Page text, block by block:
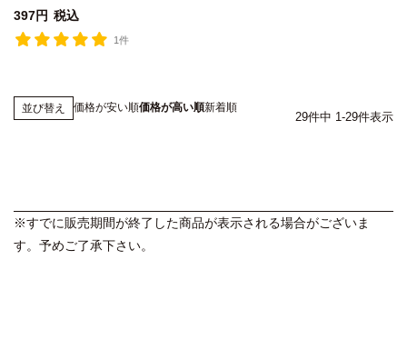
397 税込
1件
並び替え 価格が安い順価格が高い順新着順
29件中 1-29件表示
※すでに販売期間が終了した商品が表示される場合がございま
す。予めご了承下さい。